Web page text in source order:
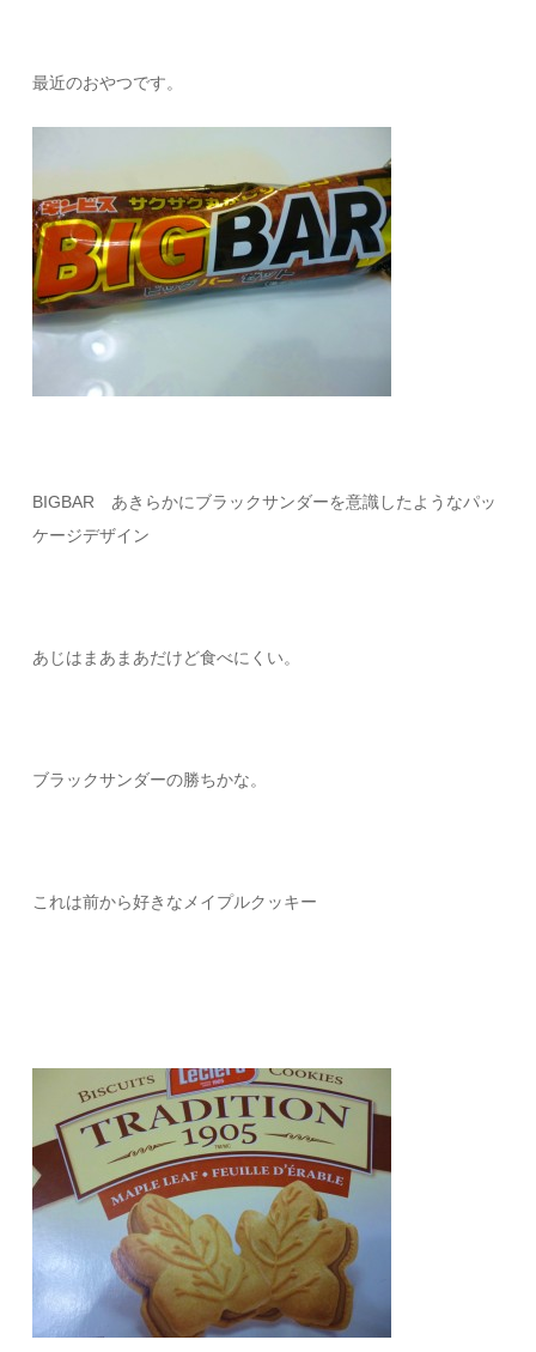
最近のおやつです。
BIGBAR あきらかにブラックサンダーを意識したようなパッ
ケージデザイン
あじはまあまあだけど食べにくい。
ブラックサンダーの勝ちかな。
これは前から好きなメイプルクッキー